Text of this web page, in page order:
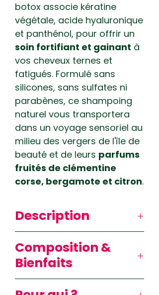
botox associe kératine
végétale, acide hyaluronique
et panthénol, pour offrir un
soin fortifiant et gainant à
vos cheveux ternes et
fatigués. Formulé sans
silicones, sans sulfates ni
parabènes, ce shampoing
naturel vous transportera
dans un voyage sensoriel au
milieu des vergers de l'île de
beauté et de leurs parfums
fruités de clémentine
corse, bergamote et citron.
Description
gainant sans alourdir
✔️Kératine, acide
hyaluronique & aloe vera
✔️Fabriqué en Corse –
Composition &
Bienfaits